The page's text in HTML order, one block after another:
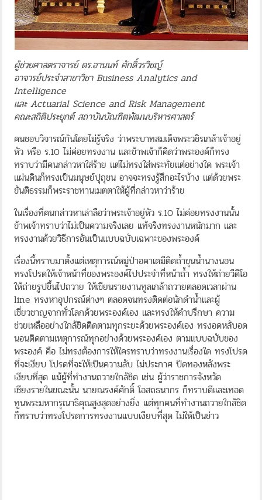
ผู้ช่วยศาสตราจารย์ ดร.อานนท์ ศักดิ์วรวิชญ์
อาจารย์ประจำสาขาวิชา Business Analytics and
Intelligence
และ Actuarial Science and Risk Management
คณะสถิติประยุกต์ สถาบันบัณฑิตพัฒนบริหารศาสตร์
คนชอบวิจารณ์กันโดยไม่รู้จริง ว่าพระบาทสมเด็จพระวชิรเกล้าเจ้าอยู่
หัว หรือ ร.10 ไม่ค่อยทรงงาน และข้าพเจ้าก็คิดว่าพระองค์ก็ทรง
ทราบว่ามีคนกล่าวหาใส่ร้าย แต่ไม่ทรงใส่พระทัยแต่อย่างใด พระเจ้า
แผ่นดินก็ทรงเป็นมนุษย์ปุถุชน อาจจะทรงรู้สึกอะไรบ้าง แต่ด้วยพระ
ขันติธรรมก็พระราชทานเมตตาให้ผู้ที่กล่าวหาว่าร้าย
ในเรื่องที่คนกล่าวหาเล่าลือว่าพระเจ้าอยู่หัว ร.10 ไม่ค่อยทรงงานนั้น
ข้าพเจ้าทราบว่าไม่เป็นความจริงเลย แท้จริงทรงงานหนักมาก และ
ทรงงานด้วยวิธีการอันเป็นแบบฉบับเฉพาะของพระองค์
เรื่องนี้ทราบมาตั้งแต่เหตุการณ์หมู่ป่าอคาเดมีติดถ้ำขุนน้ำนางนอน
ทรงโปรดให้เจ้าหน้าที่ของพระองค์ไปประจำที่หน้าถ้ำ ทรงให้ถ่ายวีดีโอ
ให้ถ่ายรูปขึ้นไปถวาย ให้เขียนรายงานทูลเกล้าถวายตลอดเวลาผ่าน
line ทรงหาอุปกรณ์ต่างๆ ตลอดจนทรงติดต่อนักดำน้ำและผู้
เชี่ยวชาญจากทั่วโลกด้วยพระองค์เอง และทรงให้คำปรึกษา ความ
ช่วยเหลืออย่างใกล้ชิดติดตามทุกระยะด้วยพระองค์เอง ทรงอดหลับอด
นอนติดตามเหตุการณ์ทุกอย่างด้วยพระองค์เอง ตามแบบฉบับของ
พระองค์ คือ ไม่ทรงต้องการให้ใครทราบว่าทรงงานเรื่องใด ทรงโปรด
ที่จะเงียบ โปรดที่จะให้เป็นความลับ ไม่ประกาศ ปิดทองหลังพระ
เงียบที่สุด แม้ผู้ที่ทำงานถวายใกล้ชิด เช่น ผู้ว่าราชการจังหวัด
เชียงรายในขณะนั้น นายณรงค์ศักดิ์ โอสถธนากร ก็ทราบดีและเทอด
ทูนพระมหากรุณาธิคุณสูงสุดอย่างยิ่ง แต่ทุกคนที่ทำงานถวายใกล้ชิด
ก็ทราบว่าทรงโปรดการทรงงานแบบเงียบที่สุด ไม่ให้เป็นข่าว